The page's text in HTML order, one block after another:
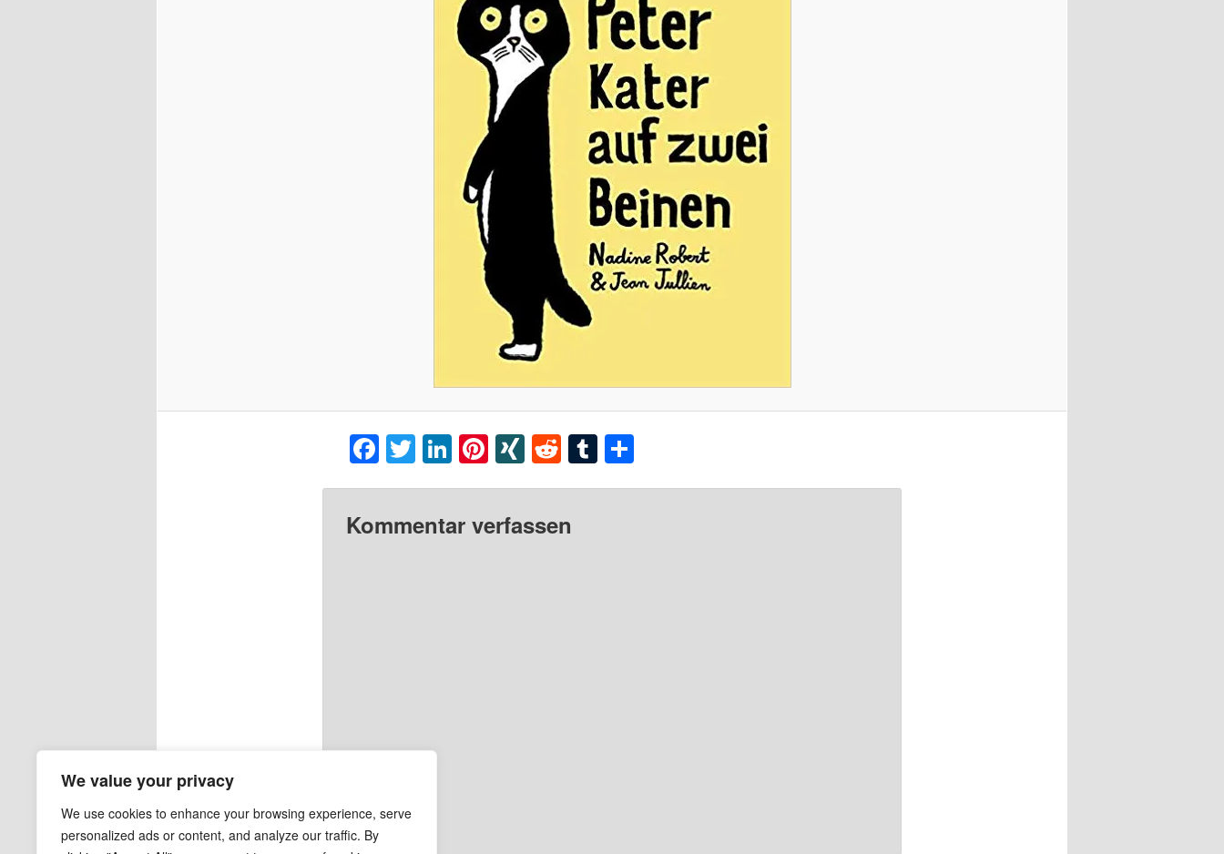
We value your privacy
We use cookies to enhance your browsing experience, serve
personalized ads or content, and analyze our traffic. By
Facebook
Twitter
LinkedIn
Pinterest
XINGReddit
Tumblr
Teilen
Kommentar verfassen